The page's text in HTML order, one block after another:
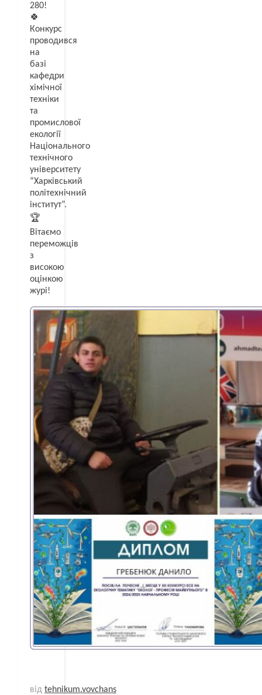
280!
🍀
Конкурс
проводився
на
базі
кафедри
хімічної
техніки
та
промислової
екології
Національного
технічного
університету
“Харківський
політехнічний
інститут”.
🏆
Вітаємо
переможців
з
високою
оцінкою
журі!
від tehnikum.vovchans